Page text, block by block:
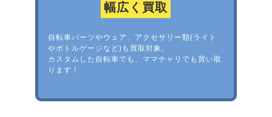
幅広く買取
自転車パーツやウェア、アクセサリー類(ライト
やボトルゲージなど)も買取対象。
カスタムした自転車でも、ママチャリでも買い取
ります！